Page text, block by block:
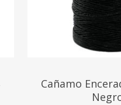
Cañamo